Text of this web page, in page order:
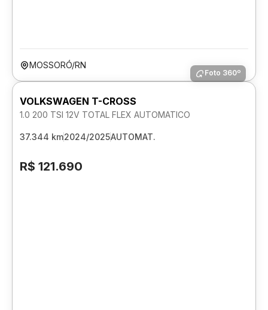
MOSSORÓ/RN
Foto 360º
VOLKSWAGEN T-CROSS
1.0 200 TSI 12V TOTAL FLEX AUTOMATICO
37.344 km2024/2025AUTOMAT.
R$ 121.690